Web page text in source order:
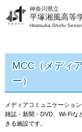
神奈川県立
平塚湘風高等
Hiratsuka-Shofu
MCC（メディ
ー）
メディアコミュニケーショ
雑誌・新聞・DVD、Wi-Fiな
きる施設です。